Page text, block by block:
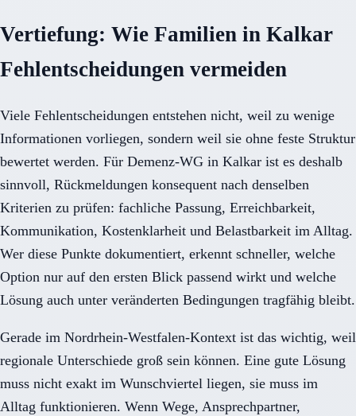
Vertiefung: Wie Familien in Kalkar
Fehlentscheidungen vermeiden
Viele Fehlentscheidungen entstehen nicht, weil zu wenige
Informationen vorliegen, sondern weil sie ohne feste Struktur
bewertet werden. Für Demenz-WG in Kalkar ist es deshalb
sinnvoll, Rückmeldungen konsequent nach denselben
Kriterien zu prüfen: fachliche Passung, Erreichbarkeit,
Kommunikation, Kostenklarheit und Belastbarkeit im Alltag.
Wer diese Punkte dokumentiert, erkennt schneller, welche
Option nur auf den ersten Blick passend wirkt und welche
Lösung auch unter veränderten Bedingungen tragfähig bleibt.
Gerade im Nordrhein-Westfalen-Kontext ist das wichtig, weil
regionale Unterschiede groß sein können. Eine gute Lösung
muss nicht exakt im Wunschviertel liegen, sie muss im
Alltag funktionieren. Wenn Wege, Ansprechpartner,